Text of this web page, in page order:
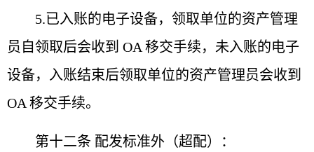
5.已入账的电子设备，领取单位的资产管理
员自领取后会收到 OA 移交手续，未入账的电子
设备，入账结束后领取单位的资产管理员会收到
OA 移交手续。
第十二条 配发标准外（超配）：